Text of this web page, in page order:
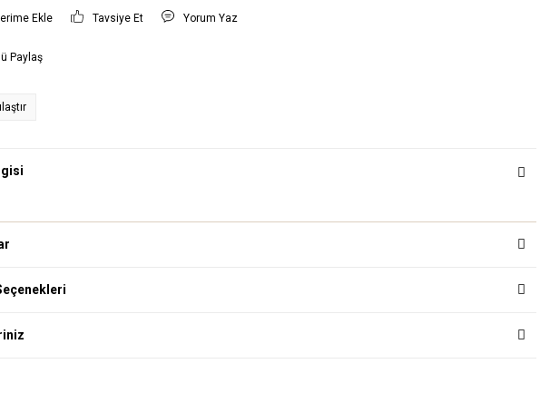
Tavsiye Et Yorum Yaz
Paylaş